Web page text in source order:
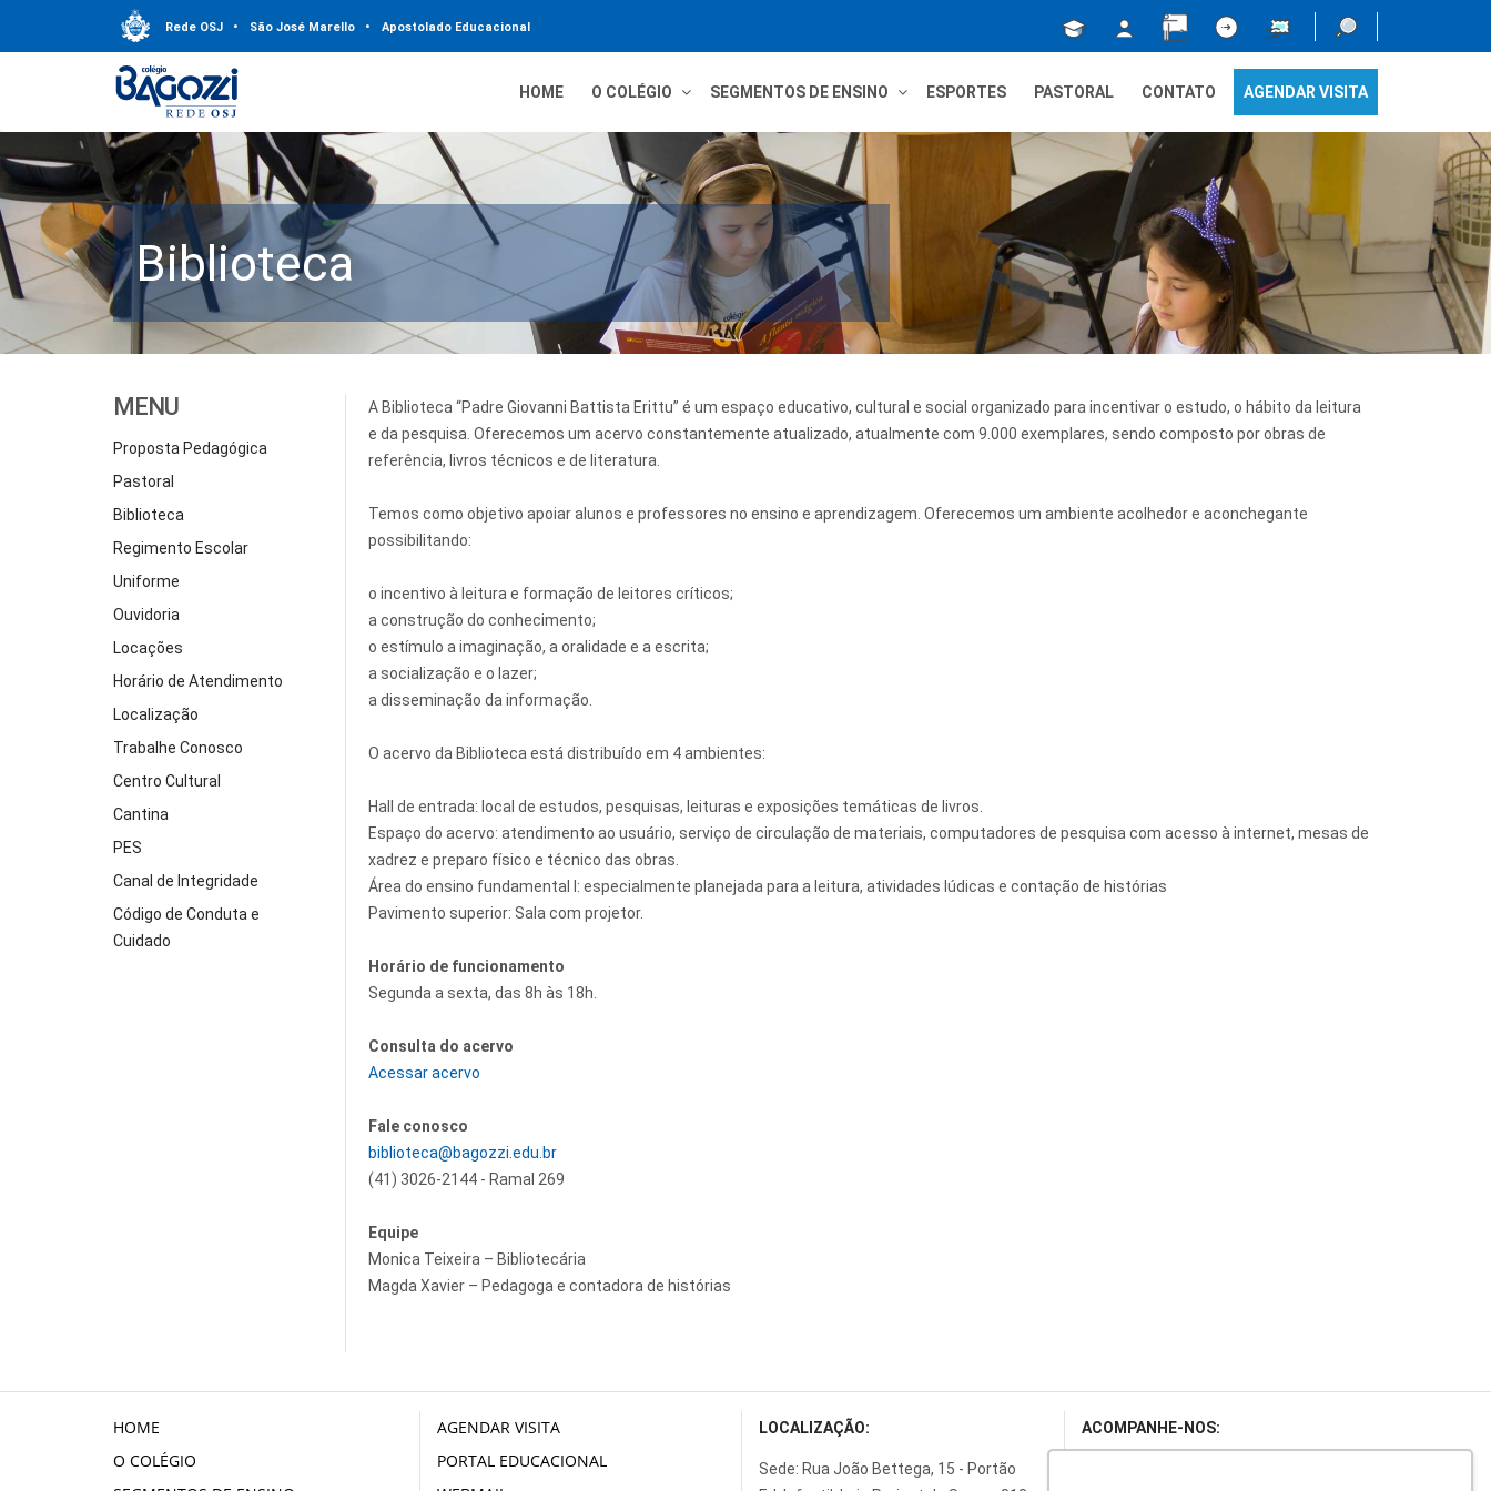
Rede OSJ • São José Marello • Apostolado Educacional
HOME O COLÉGIO SEGMENTOS DE ENSINO ESPORTES PASTORAL CONTATO AGENDAR VISITA
Biblioteca
MENU
Proposta Pedagógica
Pastoral
Biblioteca
Regimento Escolar
Uniforme
Ouvidoria
Locações
Horário de Atendimento
Localização
Trabalhe Conosco
Centro Cultural
Cantina
PES
Canal de Integridade
Código de Conduta e
Cuidado
A Biblioteca “Padre Giovanni Battista Erittu” é um espaço educativo, cultural e social organizado para incentivar o estudo, o hábito da leitura
e da pesquisa. Oferecemos um acervo constantemente atualizado, atualmente com 9.000 exemplares, sendo composto por obras de
referência, livros técnicos e de literatura.
Temos como objetivo apoiar alunos e professores no ensino e aprendizagem. Oferecemos um ambiente acolhedor e aconchegante
possibilitando:
o incentivo à leitura e formação de leitores críticos;
a construção do conhecimento;
o estímulo a imaginação, a oralidade e a escrita;
a socialização e o lazer;
a disseminação da informação.
O acervo da Biblioteca está distribuído em 4 ambientes:
Hall de entrada: local de estudos, pesquisas, leituras e exposições temáticas de livros.
Espaço do acervo: atendimento ao usuário, serviço de circulação de materiais, computadores de pesquisa com acesso à internet, mesas de
xadrez e preparo físico e técnico das obras.
Área do ensino fundamental I: especialmente planejada para a leitura, atividades lúdicas e contação de histórias
Pavimento superior: Sala com projetor.
Horário de funcionamento
Segunda a sexta, das 8h às 18h.
Consulta do acervo
Acessar acervo
Fale conosco
biblioteca@bagozzi.edu.br
(41) 3026-2144 - Ramal 269
Equipe
Monica Teixeira – Bibliotecária
Magda Xavier – Pedagoga e contadora de histórias
HOME
O COLÉGIO
AGENDAR VISITA
PORTAL EDUCACIONAL
LOCALIZAÇÃO:
Sede: Rua João Bettega, 15 - Portão
ACOMPANHE-NOS: